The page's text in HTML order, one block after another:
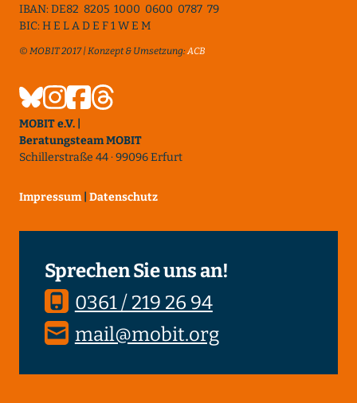
IBAN: DE82 8205 1000 0600 0787 79
BIC: H E L A D E F 1 W E M
© MOBIT 2017 | Konzept & Umsetzung:ACB
MOBIT e.V. |
Beratungsteam MOBIT
Schillerstraße 44 · 99096 Erfurt
Impressum Datenschutz
Sprechen Sie uns an!
0361 / 219 26 94
mail@mobit.org